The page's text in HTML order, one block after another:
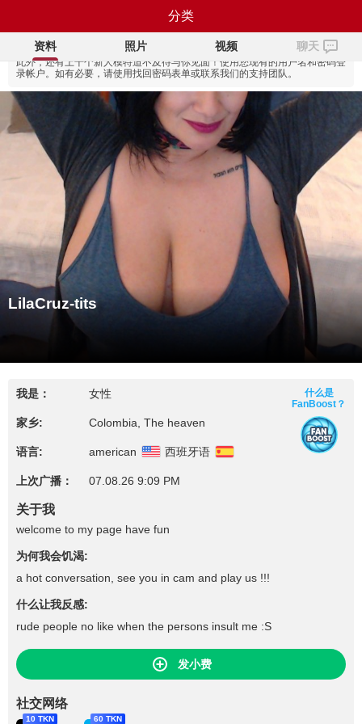
LilaCruz-tits
网站现已拥有全新设计，同时代币更便
宜！
此外，还有上千个新人模特迫不及待与你见面！ 使用您现有的用户名和密码登
录帐户。如有必要，请使用找回密码表单或联系我们的支持团队。
资料 照片 视频 聊天
LilaCruz-tits
我是： 女性
家乡: Colombia, The heaven
语言: american 西班牙语
上次广播： 07.08.26 9:09 PM
什么是
FanBoost？
关于我
welcome to my page have fun
为何我会饥渴:
a hot conversation, see you in cam and play us !!!
什么让我反感:
rude people no like when the persons insult me :S
发小费
社交网络
10 TKN 60 TKN
分类